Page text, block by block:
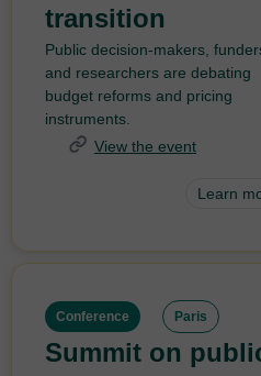
transition
Public decision-makers,
and researchers are debating
budget reforms and pricing
instruments.
View the event
Learn
Conference Paris
Summit on